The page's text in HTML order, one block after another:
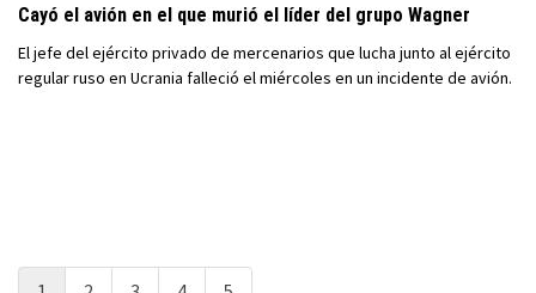
Cayó el avión en el que murió el líder del grupo Wagner
El jefe del ejército privado de mercenarios que lucha junto al ejército
regular ruso en Ucrania falleció el miércoles en un incidente de avión.